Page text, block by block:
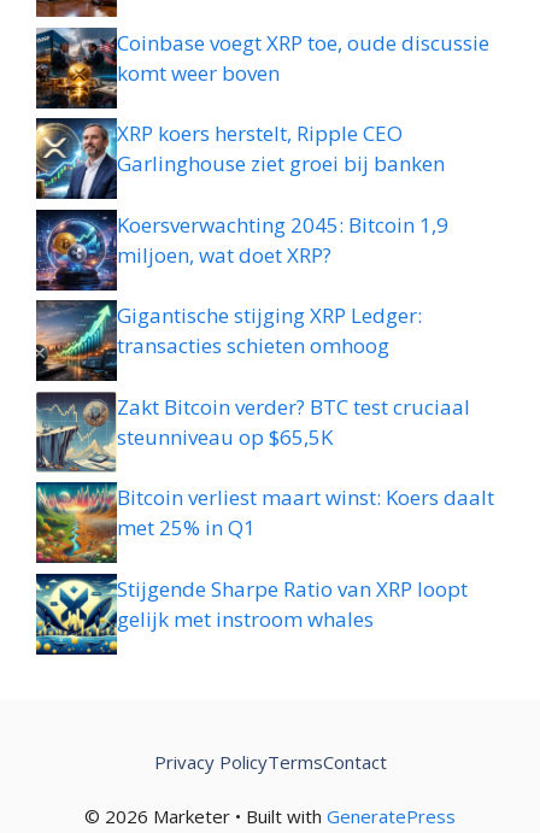
Coinbase voegt XRP toe, oude discussie
komt weer boven
XRP koers herstelt, Ripple CEO
Garlinghouse ziet groei bij banken
Koersverwachting 2045: Bitcoin 1,9
miljoen, wat doet XRP?
Gigantische stijging XRP Ledger:
transacties schieten omhoog
Zakt Bitcoin verder? BTC test cruciaal
steunniveau op $65,5K
Bitcoin verliest maart winst: Koers daalt
met 25% in Q1
Stijgende Sharpe Ratio van XRP loopt
gelijk met instroom whales
© 2026 Marketer • Built with GeneratePress
Privacy PolicyTermsContact